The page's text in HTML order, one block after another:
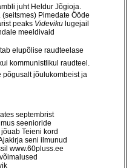
juht Heldur Jõgioja.
Pimedate Ööde
peaks Videviku lugejail
meeldivaid
elupõlise raudteelase
kommunistlikul raudteel.
põgusalt jõulukombeist ja
septembrist
seenioride
Teieni kord
seni ilmunud
www.60pluss.ee